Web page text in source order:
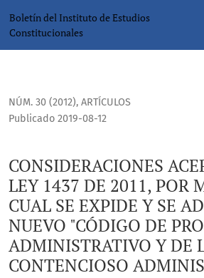
Boletín del Instituto de Estudios
Constitucionales
NÚM. 30 (2012), ARTÍCULOS
CONSIDERACIONES
LEY 1437 DE 2011, POR
CUAL SE EXPIDE Y SE
NUEVO "CÓDIGO DE
ADMINISTRATIVO Y DE
CONTENCIOSO
Publicado 2019-08-12